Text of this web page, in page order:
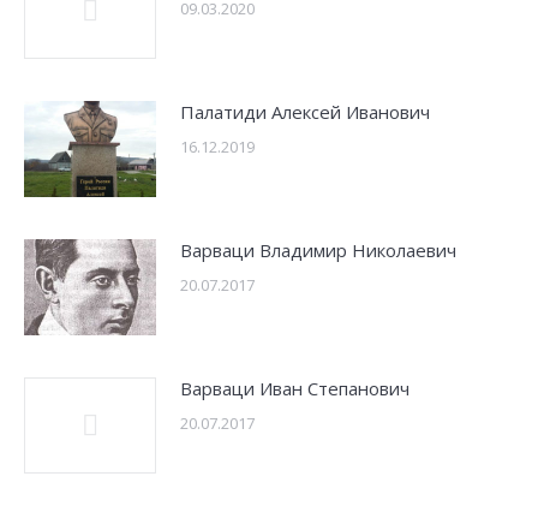
09.03.2020
Палатиди Алексей Иванович
16.12.2019
Варваци Владимир Николаевич
20.07.2017
Варваци Иван Степанович
20.07.2017